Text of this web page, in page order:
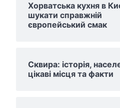
Хорватська кухня в
шукати справжній
європейський смак
Сквира: історія,
цікаві місця та факти